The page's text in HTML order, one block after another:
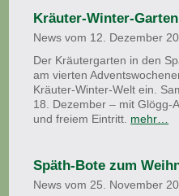
Kräuter-Winter-
News vom 12. Dezember
Der Kräutergarten in den
am vierten
Kräuter-Winter-Welt ein.
18. Dezember – mit Glögg-
und freiem Eintritt. mehr…
Späth-Bote zum
News vom 25. November